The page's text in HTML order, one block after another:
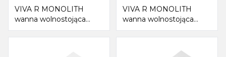
VIVA R MONOLITH
wanna wolnostojąca
przyścienna
170x75x60cm, szary
VIVA R MONOLITH
wanna wolnostojąca
przyścienna
180x75x60cm, szary